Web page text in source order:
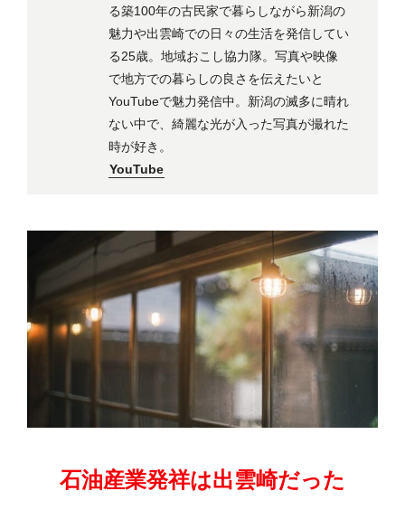
る築100年の古民家で暮らしながら新潟の
魅力や出雲崎での日々の生活を発信してい
る25歳。地域おこし協力隊。写真や映像
で地方での暮らしの良さを伝えたいと
YouTubeで魅力発信中。新潟の滅多に晴れ
ない中で、綺麗な光が入った写真が撮れた
時が好き。
YouTube
石油産業発祥は出雲崎だった